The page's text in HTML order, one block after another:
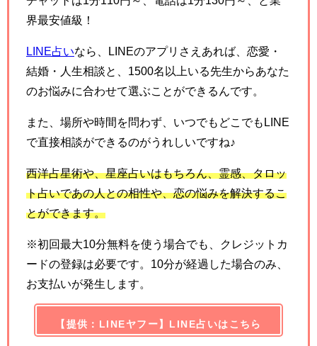
界最安値級！
LINE占いなら、LINEのアプリさえあれば、恋愛・
結婚・人生相談と、1500名以上いる先生からあなた
のお悩みに合わせて選ぶことができるんです。
また、場所や時間を問わず、いつでもどこでもLINE
で直接相談ができるのがうれしいですね♪
西洋占星術や、星座占いはもちろん、霊感、タロッ
ト占いであの人との相性や、恋の悩みを解決するこ
とができます。
※初回最大10分無料を使う場合でも、クレジットカ
ードの登録は必要です。10分が経過した場合のみ、
お支払いが発生します。
【提供：LINEヤフー】LINE占いはこちら